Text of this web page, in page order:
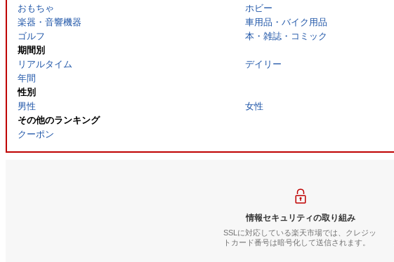
おもちゃ
ホビー
楽器・音響機器
車用品・バイク用品
ゴルフ
本・雑誌・コミック
期間別
リアルタイム
デイリー
年間
性別
男性
女性
その他のランキング
クーポン
情報セキュリティの取り組み
SSLに対応している楽天市場では、クレジッ
トカード番号は暗号化して送信されます。